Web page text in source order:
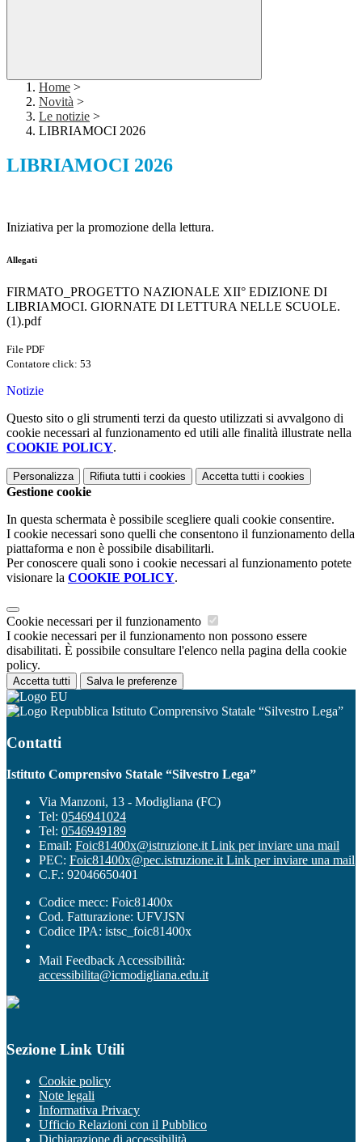
Home >
Novità >
Le notizie >
LIBRIAMOCI 2026
LIBRIAMOCI 2026
Iniziativa per la promozione della lettura.
Allegati
FIRMATO_PROGETTO NAZIONALE XII° EDIZIONE DI
LIBRIAMOCI. GIORNATE DI LETTURA NELLE SCUOLE.
(1).pdf
File PDF
Contatore click: 53
Notizie
Questo sito o gli strumenti terzi da questo utilizzati si avvalgono di
cookie necessari al funzionamento ed utili alle finalità illustrate nella
COOKIE POLICY.
Personalizza Rifiuta tutti i cookies Accetta tutti i cookies
Gestione cookie
In questa schermata è possibile scegliere quali cookie consentire.
I cookie necessari sono quelli che consentono il funzionamento della
piattaforma e non è possibile disabilitarli.
Per conoscere quali sono i cookie necessari al funzionamento potete
visionare la COOKIE POLICY.
Cookie necessari per il funzionamento
I cookie necessari per il funzionamento non possono essere
disabilitati. È possibile consultare l'elenco nella pagina della cookie
policy.
Accetta tutti Salva le preferenze
Istituto Comprensivo Statale “Silvestro Lega”
Contatti
Istituto Comprensivo Statale “Silvestro Lega”
Via Manzoni, 13 - Modigliana (FC)
Tel: 0546941024
Tel: 0546949189
Email: Foic81400x@istruzione.it Link per inviare una mail
PEC: Foic81400x@pec.istruzione.it Link per inviare una mail
C.F.: 92046650401
Codice mecc: Foic81400x
Cod. Fatturazione: UFVJSN
Codice IPA: istsc_foic81400x
Mail Feedback Accessibilità:
accessibilita@icmodigliana.edu.it
Sezione Link Utili
Cookie policy
Note legali
Informativa Privacy
Ufficio Relazioni con il Pubblico
Dichiarazione di accessibilità